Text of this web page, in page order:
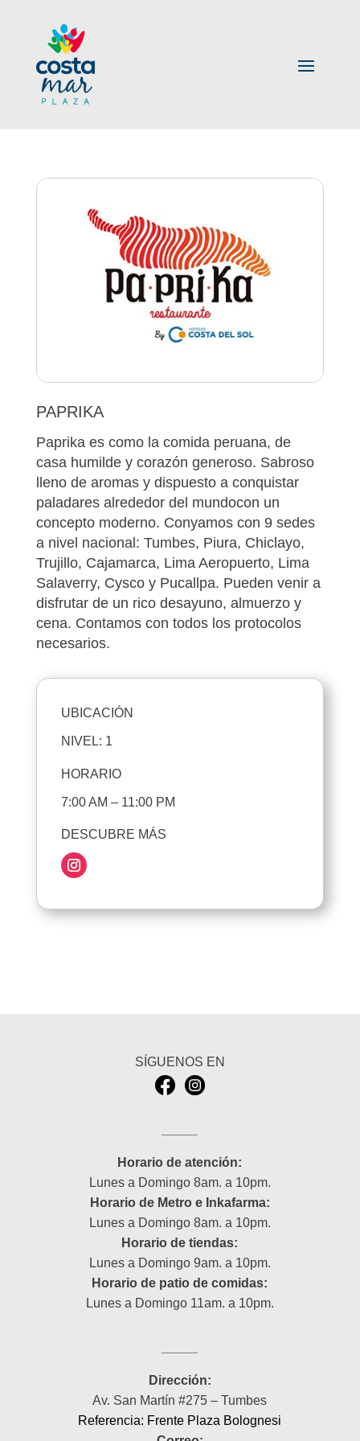
PAPRIKA
Paprika es como la comida peruana, de
casa humilde y corazón generoso. Sabroso
lleno de aromas y dispuesto a conquistar
paladares alrededor del mundocon un
concepto moderno. Conyamos con 9 sedes
a nivel nacional: Tumbes, Piura, Chiclayo,
Trujillo, Cajamarca, Lima Aeropuerto, Lima
Salaverry, Cysco y Pucallpa. Pueden venir a
disfrutar de un rico desayuno, almuerzo y
cena. Contamos con todos los protocolos
necesarios.
UBICACIÓN
NIVEL: 1
HORARIO
7:00 AM – 11:00 PM
DESCUBRE MÁS
SÍGUENOS EN
Horario de atención:
Lunes a Domingo 8am. a 10pm.
Horario de Metro e Inkafarma:
Lunes a Domingo 8am. a 10pm.
Horario de tiendas:
Lunes a Domingo 9am. a 10pm.
Horario de patio de comidas:
Lunes a Domingo 11am. a 10pm.
Dirección:
Av. San Martín #275 – Tumbes
Referencia: Frente Plaza Bolognesi